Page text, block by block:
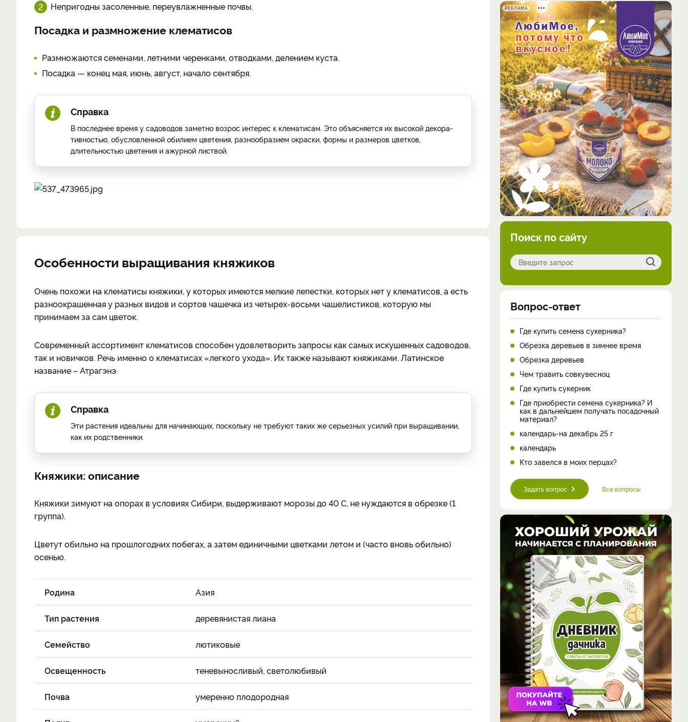
Непригодны засоленные, переувлаж­ненные почвы.
Посадка и размножение клематисов
Размножаются семенами, летни­ми черенками, отводками, деле­нием куста.
Посадка — конец мая, июнь, август, начало сентября.
Справка
В последнее время у са­доводов заметно возрос интерес к клематисам. Это объясняется их высокой декора­
тивностью, обусловленной оби­лием цветения, разнообразием окраски, формы и размеров цвет­ков,
длительностью цветения и ажурной листвой.
Особенности выращивания княжиков
Очень похожи на клематисы княжики, у которых имеются мелкие лепестки, которых нет у клематисов, а есть
разноокрашенная у разных видов и сортов чашечка из четырех-вось­ми чашелистиков, которую мы
принимаем за сам цветок.
Современный ассортимент клематисов способен удовлетворить запросы как самых искушенных садоводов,
так и новичков. Речь именно о клематисах «легкого ухода». Их также называют княжиками. Латинское
название – Атрагэнэ.
Справка
Эти растения идеальны для начинающих, поскольку не требуют таких же серьезных усилий при выращивании,
как их родственники.
Княжики: описание
Княжики зимуют на опорах в условиях Сибири, выдерживают морозы до 40 С, не нуждаются в обрезке (1
группа).
Цветут обильно на прошлогодних побегах, а затем единичными цветками летом и (часто вновь обильно)
осенью.
Родина Азия
Тип растения деревянистая лиана
Семейство лютиковые
Освещенность теневыносливый, светолюбивый
Почва умеренно плодородная
РЕКЛАМА
Поиск по сайту
Вопрос-ответ
Где купить семена сукерника?
Обрезка деревьев в зимнее время
Обрезка деревьев
Чем травить совкувесноц
Где купить сукерник
Где приобрести семена сукерника? И
как в дальнейшем получать посадочный
материал?
календарь-на декабрь 25 г
календарь
Кто завелся в моих перцах?
Задать вопрос Все вопросы